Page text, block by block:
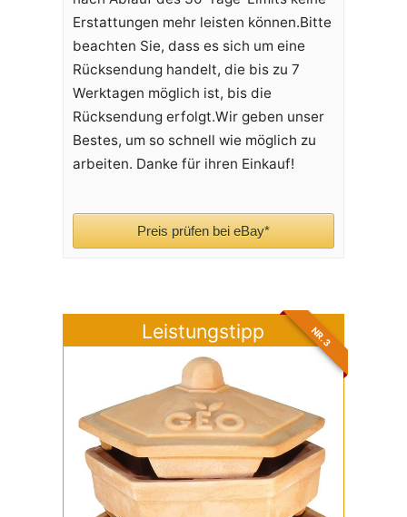
Erstattungen mehr leisten können.Bitte
beachten Sie, dass es sich um eine
Rücksendung handelt, die bis zu 7
Werktagen möglich ist, bis die
Rücksendung erfolgt.Wir geben unser
Bestes, um so schnell wie möglich zu
arbeiten. Danke für ihren Einkauf!
Preis prüfen bei eBay*
Leistungstipp NR. 3